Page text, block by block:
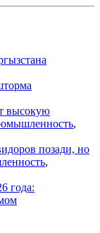
высокую
,
позади, но
,
года: